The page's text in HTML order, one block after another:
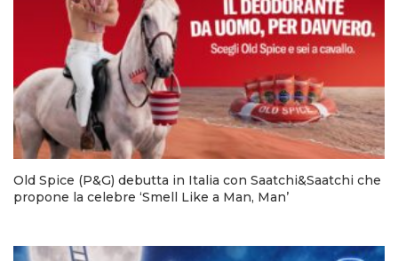
Old Spice (P&G) debutta in Italia con Saatchi&Saatchi che
propone la celebre ‘Smell Like a Man, Man’